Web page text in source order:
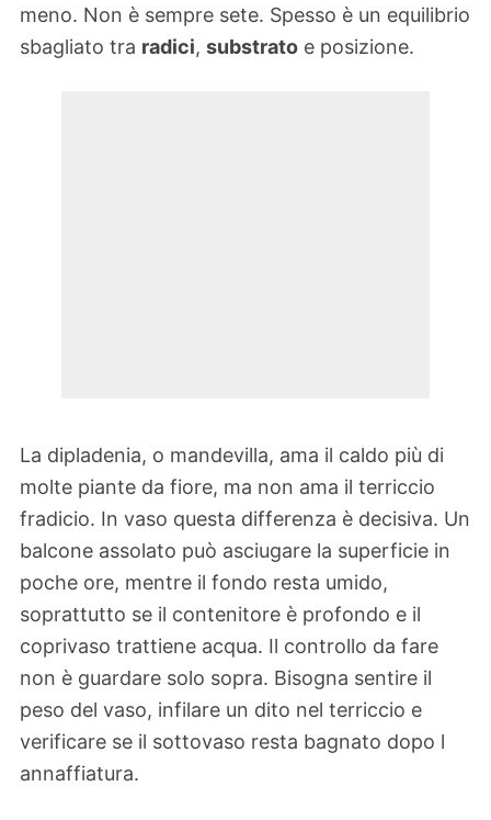
meno. Non è sempre sete. Spesso è un equilibrio
sbagliato tra radici, substrato e posizione.
La dipladenia, o mandevilla, ama il caldo più di
molte piante da fiore, ma non ama il terriccio
fradicio. In vaso questa differenza è decisiva. Un
balcone assolato può asciugare la superficie in
poche ore, mentre il fondo resta umido,
soprattutto se il contenitore è profondo e il
coprivaso trattiene acqua. Il controllo da fare
non è guardare solo sopra. Bisogna sentire il
peso del vaso, infilare un dito nel terriccio e
verificare se il sottovaso resta bagnato dopo l
annaffiatura.